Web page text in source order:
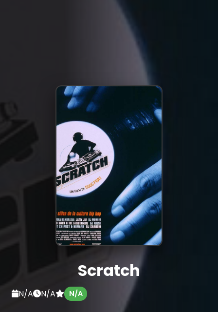
Scratch
N/A N/A N/A